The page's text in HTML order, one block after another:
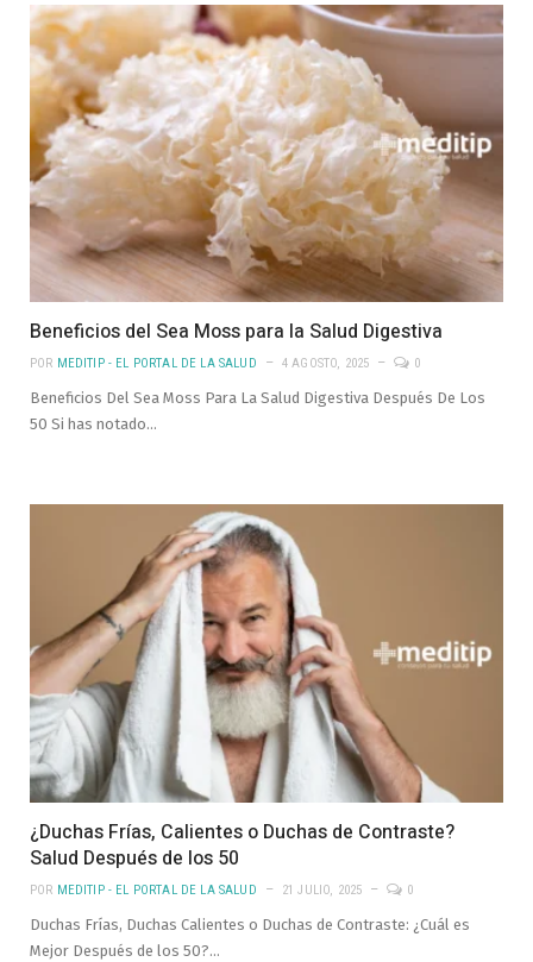
Beneficios del Sea Moss para la Salud Digestiva
POR MEDITIP - EL PORTAL DE LA SALUD 4 AGOSTO, 2025 0
Beneficios Del Sea Moss Para La Salud Digestiva Después De Los
50 Si has notado…
¿Duchas Frías, Calientes o Duchas de Contraste?
Salud Después de los 50
POR MEDITIP - EL PORTAL DE LA SALUD 21 JULIO, 2025 0
Duchas Frías, Duchas Calientes o Duchas de Contraste: ¿Cuál es
Mejor Después de los 50?…